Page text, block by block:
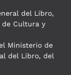
del Libro,
de Cultura y
Ministerio de
del Libro, del